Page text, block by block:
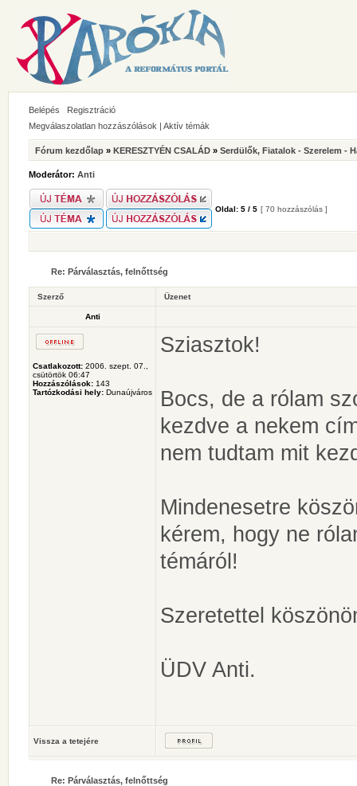
Belépés
Regisztráció
Megválaszolatlan hozzászólások | Aktív témák
Fórum kezdőlap » KERESZTYÉN CSALÁD » Serdülők, Fiatalok - Szerelem -
Moderátor: Anti
Oldal: 5 / 5 [ 70 hozzászólás ]
Re: Párválasztás, felnőttség
Szerző Üzenet
Anti
Csatlakozott: 2006. szept. 07.,
csütörtök 06:47
Hozzászólások: 143
Tartózkodási hely: Dunaújváros
Sziasztok!
Bocs, de a rólam
kezdve a nekem
nem tudtam mit
Mindenesetre
kérem, hogy ne
témáról!
Szeretettel
ÜDV Anti.
Vissza a tetejére
Re: Párválasztás, felnőttség